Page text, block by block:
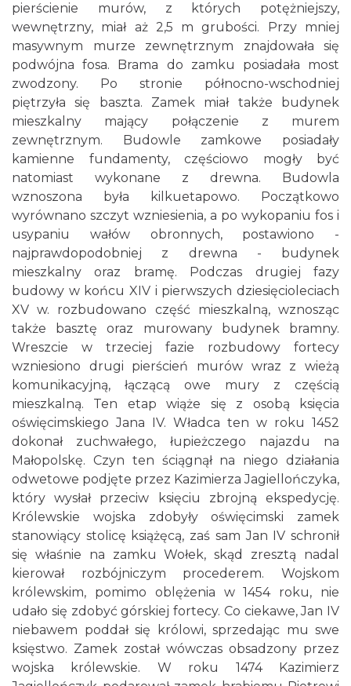
pierścienie murów, z których potężniejszy,
wewnętrzny, miał aż 2,5 m grubości. Przy mniej
masywnym murze zewnętrznym znajdowała się
podwójna fosa. Brama do zamku posiadała most
zwodzony. Po stronie północno-wschodniej
piętrzyła się baszta. Zamek miał także budynek
mieszkalny mający połączenie z murem
zewnętrznym. Budowle zamkowe posiadały
kamienne fundamenty, częściowo mogły być
natomiast wykonane z drewna. Budowla
wznoszona była kilkuetapowo. Początkowo
wyrównano szczyt wzniesienia, a po wykopaniu fos i
usypaniu wałów obronnych, postawiono -
najprawdopodobniej z drewna - budynek
mieszkalny oraz bramę. Podczas drugiej fazy
budowy w końcu XIV i pierwszych dziesięcioleciach
XV w. rozbudowano część mieszkalną, wznosząc
także basztę oraz murowany budynek bramny.
Wreszcie w trzeciej fazie rozbudowy fortecy
wzniesiono drugi pierścień murów wraz z wieżą
komunikacyjną, łączącą owe mury z częścią
mieszkalną. Ten etap wiąże się z osobą księcia
oświęcimskiego Jana IV. Władca ten w roku 1452
dokonał zuchwałego, łupieżczego najazdu na
Małopolskę. Czyn ten ściągnął na niego działania
odwetowe podjęte przez Kazimierza Jagiellończyka,
który wysłał przeciw księciu zbrojną ekspedycję.
Królewskie wojska zdobyły oświęcimski zamek
stanowiący stolicę książęcą, zaś sam Jan IV schronił
się właśnie na zamku Wołek, skąd zresztą nadal
kierował rozbójniczym procederem. Wojskom
królewskim, pomimo oblężenia w 1454 roku, nie
udało się zdobyć górskiej fortecy. Co ciekawe, Jan IV
niebawem poddał się królowi, sprzedając mu swe
księstwo. Zamek został wówczas obsadzony przez
wojska królewskie. W roku 1474 Kazimierz